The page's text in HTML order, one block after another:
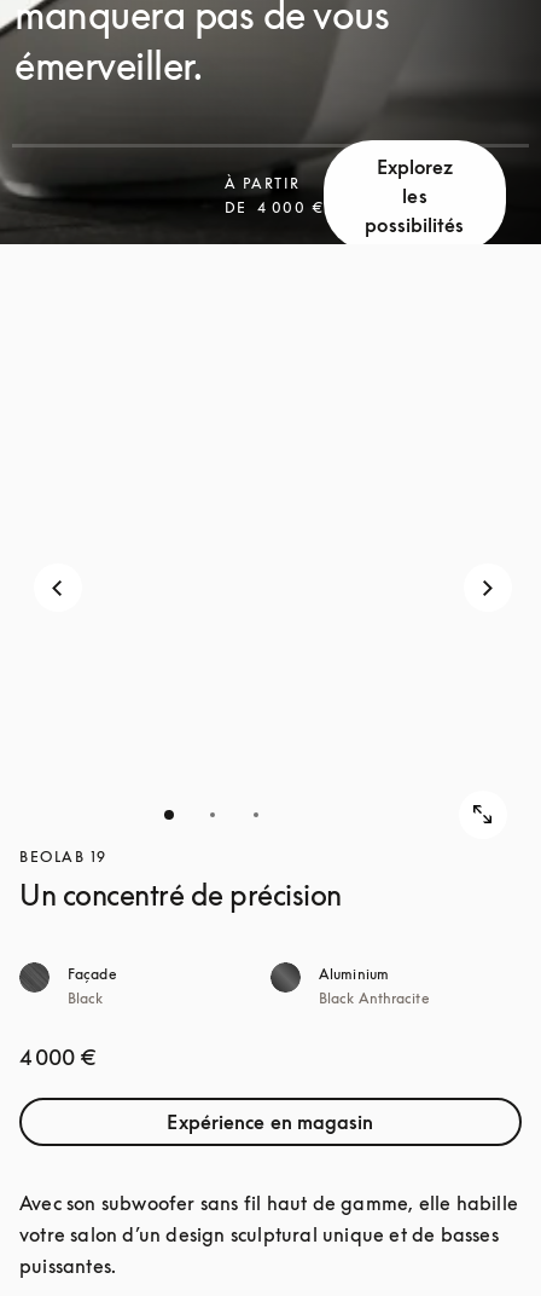
manquera pas de vous
émerveiller.
À PARTIR
DE
4 000 €
Explorez
les
possibilités
BEOLAB 19
Un concentré de précision
Façade
Black
Aluminium
Black Anthracite
4 000 €
Expérience en magasin
Avec son subwoofer sans fil haut de gamme, elle habille
votre salon d’un design sculptural unique et de basses
puissantes.